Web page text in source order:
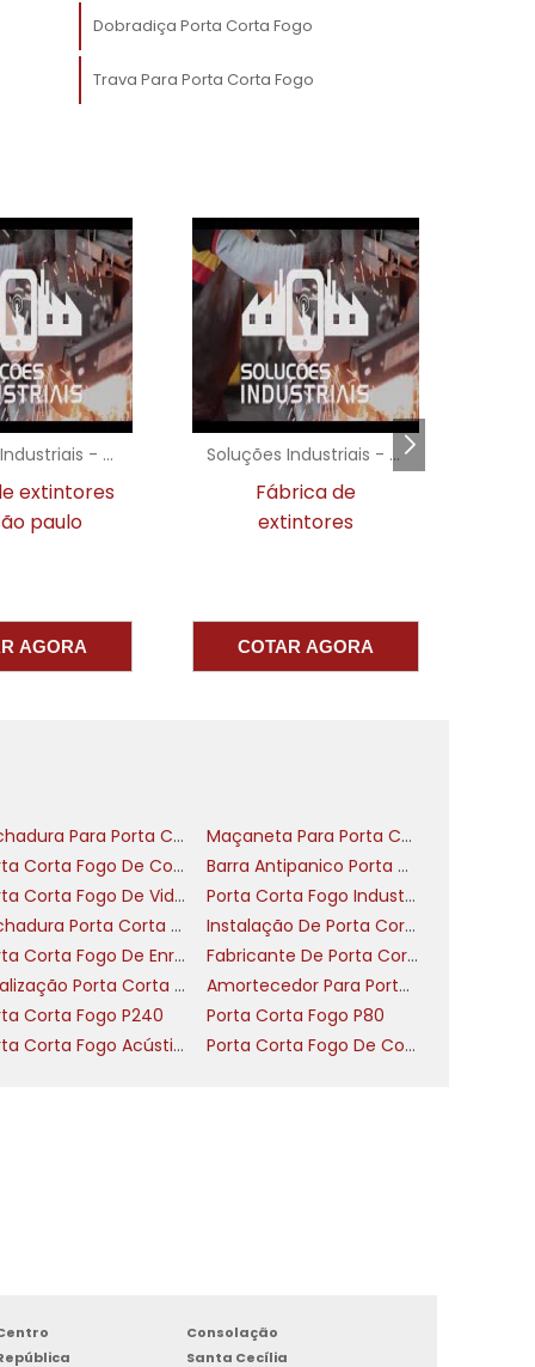
Dobradiça Porta Corta Fogo
Trava Para Porta Corta Fogo
Soluções Industriais - AC
extintores
paulo
AGORA
Soluções Industriais - AC
Fábrica de
extintores
COTAR AGORA
Fechadura Para Porta Corta Fogo Com Chave
Maçaneta Para Porta Corta Fogo
Porta Corta Fogo De Correr
Barra Antipanico Porta Corta Fogo
Porta Corta Fogo De Vidro
Porta Corta Fogo Industrial
Fechadura Porta Corta Fogo Com Barra Antipânico
Instalação De Porta Corta Fogo
Porta Corta Fogo De Enrolar
Fabricante De Porta Corta Fogo
Sinalização Porta Corta Fogo
Amortecedor Para Porta Corta Fogo
Corta Fogo P240
Porta Corta Fogo P80
Porta Corta Fogo Acústica Nível 2 Porta Corta Fogo De Correr Industrial
Consolação
Santa Cecília